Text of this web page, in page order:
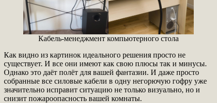
Кабель-менеджмент компьютерного стола
Как видно из картинок идеального решения просто не
существует. И все они имеют как свою плюсы так и минусы.
Однако это даёт полёт для вашей фантазии. И даже просто
собранные все силовые кабели в одну негорючую гофру уже
значительно исправит ситуацию не только визуально, но и
снизит пожароопасность вашей комнаты.